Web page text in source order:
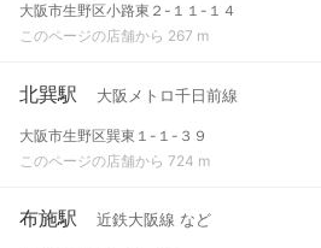
大阪市生野区小路東２-１１-１４
このページの店舗から 267 m
北巽駅 大阪メトロ千日前線
大阪市生野区巽東１-１-３９
このページの店舗から 724 m
布施駅 近鉄大阪線 など